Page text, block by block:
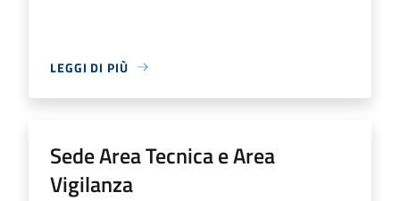
LEGGI DI PIÙ
Sede Area Tecnica e Area
Vigilanza